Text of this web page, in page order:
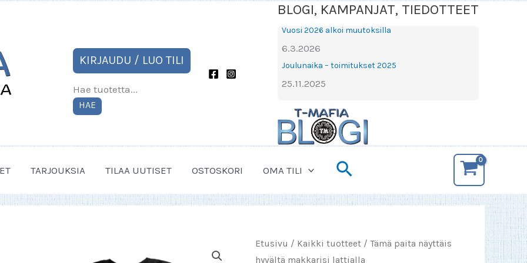
KIRJAUDU / LUO TILI
Hae tuotetta...
HAE
BLOGI, KAMPANJAT, TIEDOTTEET
Vuosi 2026 alkoi muutoksilla
6.3.2026
Joulunaika – toimitukset 2025
25.11.2025
TARJOUKSIA TILAA UUTISET OSTOSKORI OMA TILI Hae
Etusivu / Kaikki tuotteet/ Tämä paita näyttäis
hyvältä makkarisi lattialla